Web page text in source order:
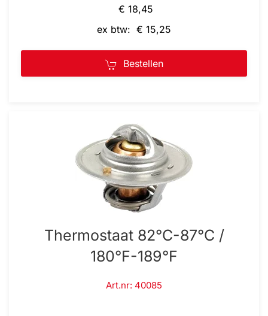
€ 18,45
ex btw: € 15,25
Bestellen
Thermostaat 82°C-87°C /
180°F-189°F
Art.nr: 40085